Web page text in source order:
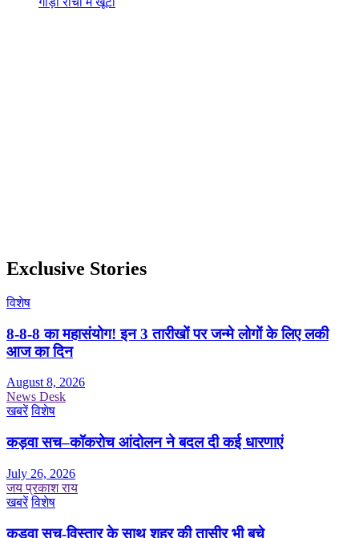
Exclusive Stories
विशेष
8-8-8 का महासंयोग! इन 3 तारीखों पर जन्मे लोगों के लिए लकी
आज का दिन
August 8, 2026
News Desk
खबरें विशेष
कड़वा सच–कॉकरोच आंदोलन ने बदल दी कई धारणाएं
July 26, 2026
जय प्रकाश राय
खबरें विशेष
कड़वा सच-विस्तार के साथ शहर की तासीर भी बचे